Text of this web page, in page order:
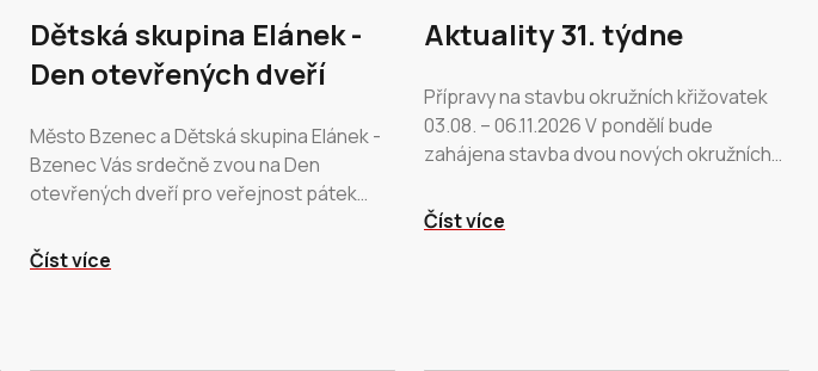
Dětská skupina Elánek -
Den otevřených dveří
Město Bzenec a Dětská skupina Elánek -
Bzenec Vás srdečně zvou na Den
otevřených dveří pro veřejnost pátek
15.8.2026 od 10:00 do 19:00 Město…
Číst více
Aktuality 31. týdne
Přípravy na stavbu okružních křižovatek
03.08. – 06.11.2026 V pondělí bude
zahájena stavba dvou nových okružních
přechodu u Penny a úpravy…
Číst více